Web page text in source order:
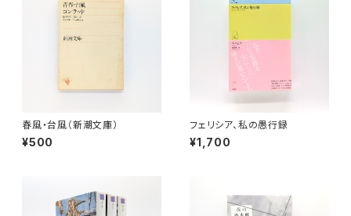
春風・台風（新潮文庫）
¥500
フェリシア、私の愚行録
¥1,700